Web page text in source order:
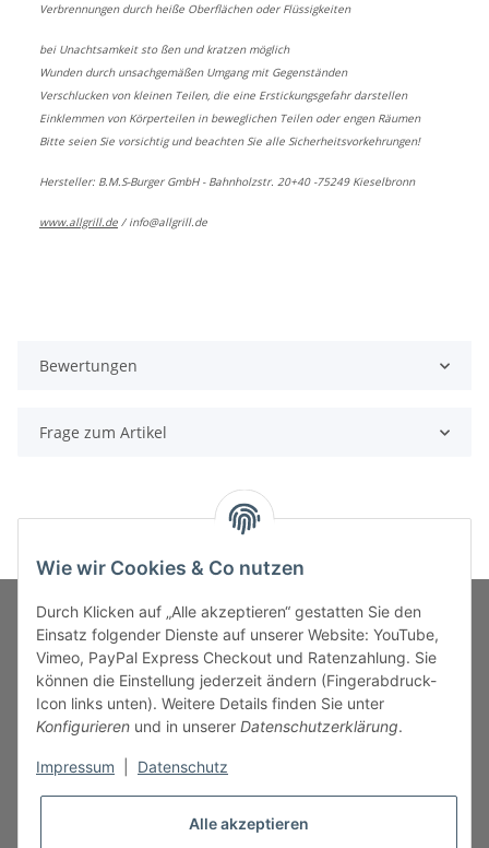
Verbrennungen durch heiße Oberflächen oder Flüssigkeiten
bei Unachtsamkeit sto ßen und kratzen möglich
Wunden durch unsachgemäßen Umgang mit Gegenständen
Verschlucken von kleinen Teilen, die eine Erstickungsgefahr darstellen
Einklemmen von Körperteilen in beweglichen Teilen oder engen Räumen
Bitte seien Sie vorsichtig und beachten Sie alle Sicherheitsvorkehrungen!
Hersteller: B.M.S-Burger GmbH - Bahnholzstr. 20+40 -75249 Kieselbronn
www.allgrill.de / info@allgrill.de
Bewertungen
Frage zum Artikel
MARKENWELT
SERVICE
INFORMATIONEN
Wie wir Cookies & Co nutzen
Durch Klicken auf „Alle akzeptieren“ gestatten Sie den
Einsatz folgender Dienste auf unserer Website: YouTube,
Vimeo, PayPal Express Checkout und Ratenzahlung. Sie
können die Einstellung jederzeit ändern (Fingerabdruck-
Icon links unten). Weitere Details finden Sie unter
Konfigurieren und in unserer Datenschutzerklärung.
Impressum Datenschutz
Alle akzeptieren